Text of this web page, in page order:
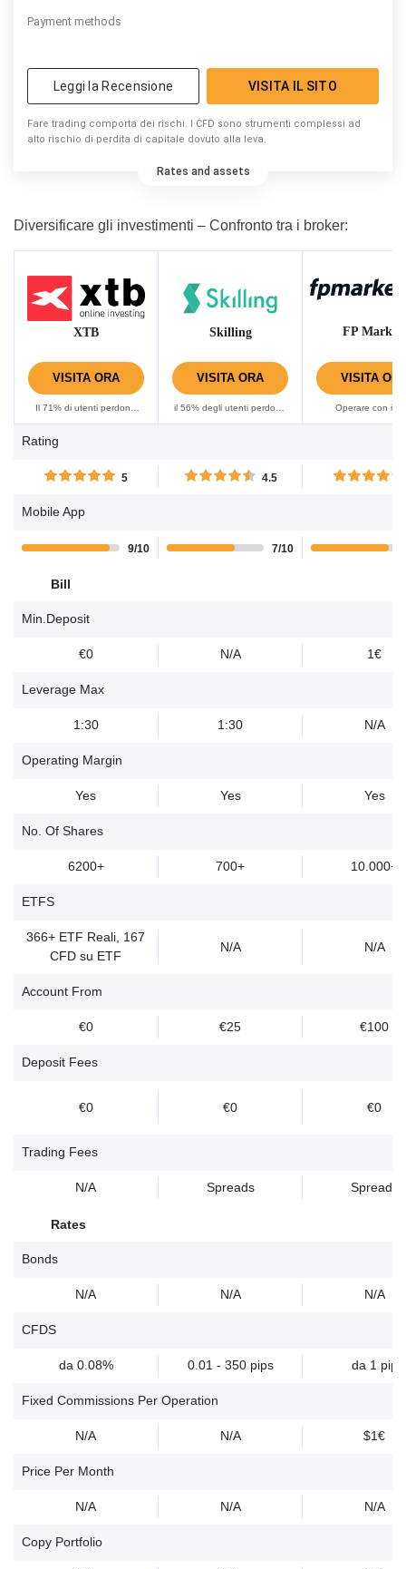
Payment methods
Leggi la Recensione VISITA IL SITO
Fare trading comporta dei rischi. I CFD sono strumenti complessi ad
alto rischio di perdita di capitale dovuto alla leva.
Rates and assets
Diversificare gli investimenti – Confronto tra i broker:
XTB
VISITA ORA
Il 71% di utenti perdono
provider facendo trading di
CFD. Per favore considera
perdere denaro.......
Skilling
VISITA ORA
il 56% degli utenti perdono
CFD. Per favore considera
FP Markets
VISITA
Operare con i
capitale.......
Rating
5 4.5
Mobile App
9/10 7/10
Bill
Min.Deposit
€0 N/A 1€
Leverage Max
1:30 1:30 N/A
Operating Margin
Yes Yes Yes
No. Of Shares
6200+ 700+ 10.000+
ETFS
366+ ETF Reali, 167
CFD su ETF
N/A N/A
Account From
€0 €25 €100
Deposit Fees
€0 €0 €0
Trading Fees
N/A Spreads Spreads
Rates
Bonds
N/A N/A N/A
CFDS
da 0.08% 0.01 - 350 pips da 1 pip
Fixed Commissions Per Operation
N/A N/A $1€
Price Per Month
N/A N/A N/A
Copy Portfolio